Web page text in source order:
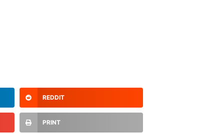
REDDIT
PRINT